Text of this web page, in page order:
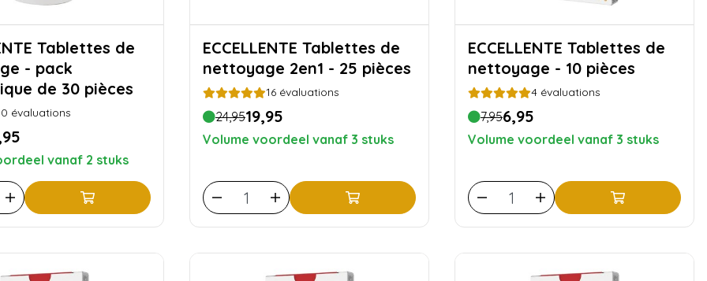
de
- pack
de 30 pièces
0 évaluations
vanaf 2 stuks
ECCELLENTE Tablettes de
nettoyage 2en1 - 25 pièces
16 évaluations
24,9519,95
Volume voordeel vanaf 3 stuks
ECCELLENTE Tablettes de
nettoyage - 10 pièces
4 évaluations
7,956,95
Volume voordeel vanaf 3 stuks